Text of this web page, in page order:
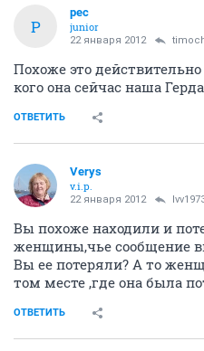
P
pec
junior
22 января 2012
Похоже это
кого она сейчас наша
ОТВЕТИТЬ
Verys
v.i.p.
22 января 2012
Вы похоже находили и
женщины,чье сообщение
Вы ее потеряли? А то
том месте ,где она была
ОТВЕТИТЬ